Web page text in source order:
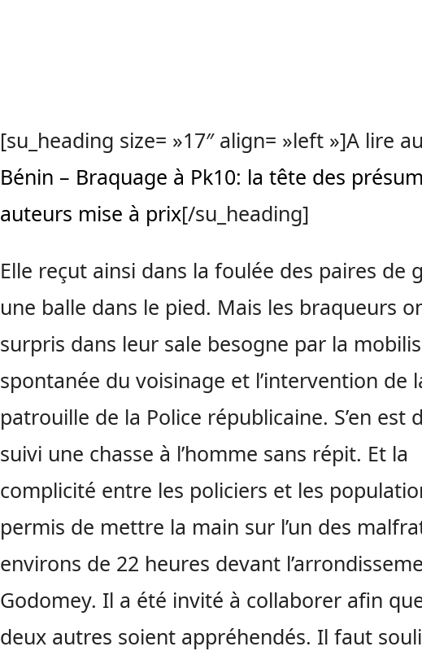
[su_heading size= »17″ align= »left »]A lire
Bénin – Braquage à Pk10: la tête des
auteurs mise à prix[/su_heading]
Elle reçut ainsi dans la foulée des paires de
une balle dans le pied. Mais les braqueurs
surpris dans leur sale besogne par la
spontanée du voisinage et l’intervention de
patrouille de la Police républicaine. S’en est
suivi une chasse à l’homme sans répit. Et la
complicité entre les policiers et les
permis de mettre la main sur l’un des
environs de 22 heures devant
Godomey. Il a été invité à collaborer afin
deux autres soient appréhendés. Il faut